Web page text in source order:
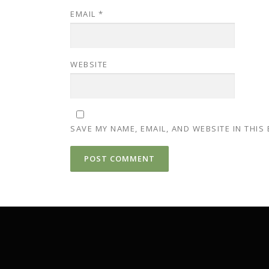
EMAIL *
WEBSITE
SAVE MY NAME, EMAIL, AND WEBSITE IN THIS